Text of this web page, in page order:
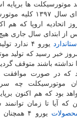
بلامانع بوده اما از
از ابتدای سال جاری هیچ
استاندارد
یورو ۴
خبر رسید كه تولید
كه در صورت موافقت
موتورسیكلت چه
بود كه هم اكنون
كه آیا تا زمان
یورو ۴ همچنان موتورسیلكت ها با